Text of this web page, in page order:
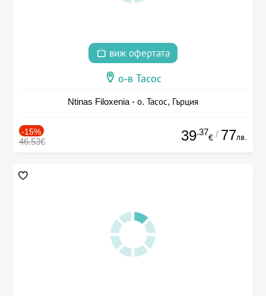
виж офертата
о-в Тасос
Ntinas Filoxenia - о. Тасос, Гърция
-15%
46.53€ 39.37
€ / 77лв.